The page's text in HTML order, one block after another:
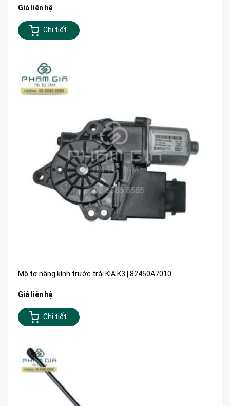
Giá liên hệ
Chi tiết
Mô tơ nâng kính trước trái KIA K3 | 82450A7010
Giá liên hệ
Chi tiết